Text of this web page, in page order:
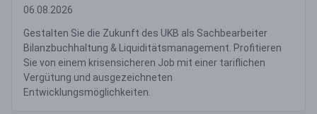
06.08.2026
Gestalten Sie die Zukunft des UKB als Sachbearbeiter
Bilanzbuchhaltung & Liquiditätsmanagement. Profitieren
Sie von einem krisensicheren Job mit einer tariflichen
Vergütung und ausgezeichneten
Entwicklungsmöglichkeiten.